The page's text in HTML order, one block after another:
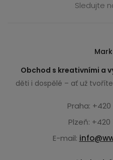
Sledujte
Obchod s kreativními a
děti i dospělé – ať už
Praha:
Plzeň:
E-mail: